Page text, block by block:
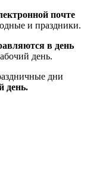
почте
и праздники.
в день
день.
дни
день.